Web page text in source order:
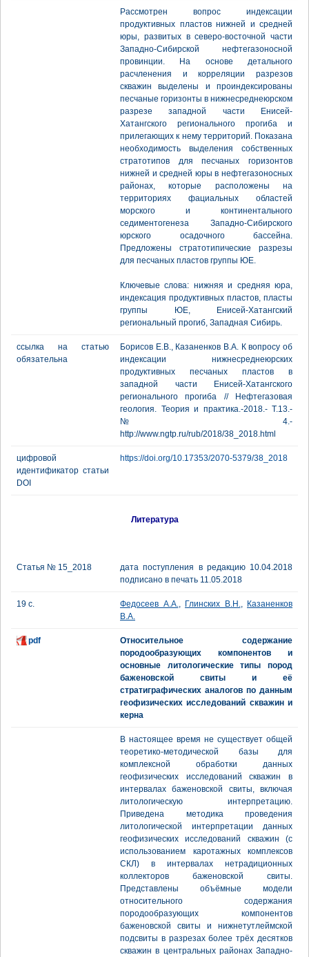
Рассмотрен вопрос индексации
продуктивных пластов нижней и средней
юры, развитых в северо-восточной части
Западно-Сибирской нефтегазоносной
провинции. На основе детального
расчленения и корреляции разрезов
скважин выделены и проиндексированы
песчаные горизонты в нижнесреднеюрском
разрезе западной части Енисей-
Хатангского регионального прогиба и
прилегающих к нему территорий. Показана
необходимость выделения собственных
стратотипов для песчаных горизонтов
нижней и средней юры в нефтегазоносных
районах, которые расположены на
территориях фациальных областей
морского и континентального
седиментогенеза Западно-Сибирского
юрского осадочного бассейна.
Предложены стратотипические разрезы
для песчаных пластов группы ЮЕ.
Ключевые слова: нижняя и средняя юра,
индексация продуктивных пластов, пласты
группы ЮЕ, Енисей-Хатангский
региональный прогиб, Западная Сибирь.
ссылка на статью
обязательна
Борисов Е.В., Казаненков В.А. К вопросу об
индексации нижнесреднеюрских
продуктивных песчаных пластов в
западной части Енисей-Хатангского
регионального прогиба // Нефтегазовая
геология. Теория и практика.-2018.- Т.13.-
№4.-
http://www.ngtp.ru/rub/2018/38_2018.html
цифровой
идентификатор статьи
DOI
https://doi.org/10.17353/2070-5379/38_2018
Литература
Статья № 15_2018
дата поступления в редакцию 10.04.2018
подписано в печать 11.05.2018
19 с. Федосеев А.А., Глинских В.Н., Казаненков
В.А.
pdf
Относительное содержание
породообразующих компонентов и
основные литологические типы пород
баженовской свиты и её
стратиграфических аналогов по данным
геофизических исследований скважин и
керна
В настоящее время не существует общей
теоретико-методической базы для
комплексной обработки данных
геофизических исследований скважин в
интервалах баженовской свиты, включая
литологическую интерпретацию.
Приведена методика проведения
литологической интерпретации данных
геофизических исследований скважин (с
использованием каротажных комплексов
СКЛ) в интервалах нетрадиционных
коллекторов баженовской свиты.
Представлены объёмные модели
относительного содержания
породообразующих компонентов
баженовской свиты и нижнетутлеймской
подсвиты в разрезах более трёх десятков
скважин в центральных районах Западно-